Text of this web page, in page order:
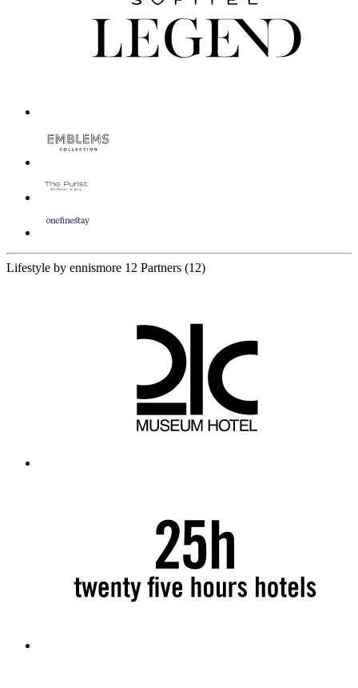
Lifestyle by ennismore 12 Partners (12)